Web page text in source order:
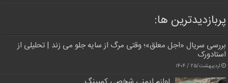
پربازدیدترین‌ ها:
بررسی سریال «اجل معلق»؛ وقتی مرگ از سایه جلو می زند | تحلیلی از
استادورک
اردیبهشت/۲۵ / ۱۴۰۴